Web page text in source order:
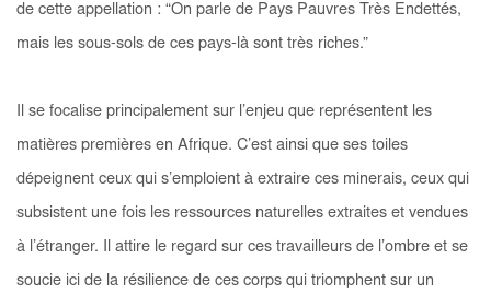
de cette appellation : “On parle de Pays Pauvres Très Endettés,
mais les sous-sols de ces pays-là sont très riches.”
Il se focalise principalement sur l’enjeu que représentent les
matières premières en Afrique. C’est ainsi que ses toiles
dépeignent ceux qui s’emploient à extraire ces minerais, ceux qui
subsistent une fois les ressources naturelles extraites et vendues
à l’étranger. Il attire le regard sur ces travailleurs de l’ombre et se
soucie ici de la résilience de ces corps qui triomphent sur un